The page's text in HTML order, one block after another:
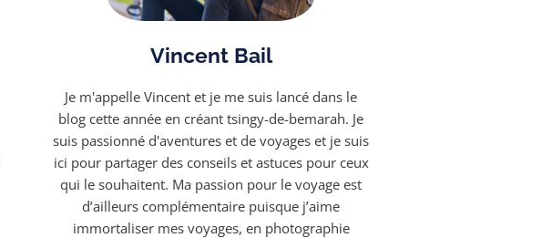
Vincent Bail
Je m'appelle Vincent et je me suis lancé dans le
blog cette année en créant tsingy-de-bemarah. Je
suis passionné d'aventures et de voyages et je suis
ici pour partager des conseils et astuces pour ceux
qui le souhaitent. Ma passion pour le voyage est
d’ailleurs complémentaire puisque j’aime
immortaliser mes voyages, en photographie